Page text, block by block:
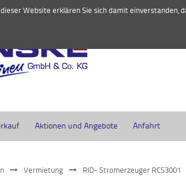
04542
Aktionen und Angebote Anfahrt
Vermietung RID- Stromerzeuger RCS3001
Website erklären Sie sich damit einverstanden,